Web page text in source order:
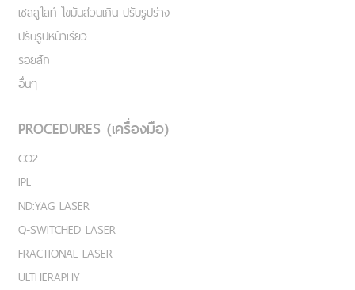
เชลลูไลท์ ไขมันส่วนเกิน ปรับรูปร่าง
ปรับรูปหน้าเรียว
รอยสัก
อื่นๆ
PROCEDURES (เครื่องมือ)
CO2
IPL
ND:YAG LASER
Q-SWITCHED LASER
FRACTIONAL LASER
ULTHERAPHY